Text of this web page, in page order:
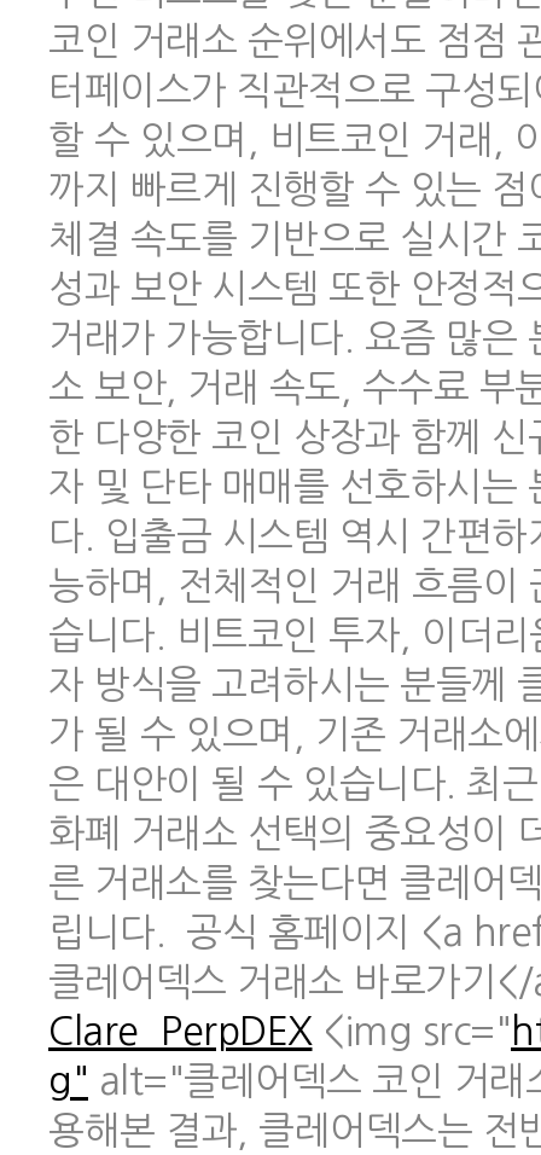
코인 거래소 순위에서도 점점
터페이스가 직관적으로 구성
할 수 있으며, 비트코인 거래,
까지 빠르게 진행할 수 있는
체결 속도를 기반으로 실시간
성과 보안 시스템 또한 안정적
거래가 가능합니다. 요즘 많은
소 보안, 거래 속도, 수수료 부
한 다양한 코인 상장과 함께
자 및 단타 매매를 선호하시는
다. 입출금 시스템 역시 간편
능하며, 전체적인 거래 흐름이
습니다. 비트코인 투자, 이더
자 방식을 고려하시는 분들께
가 될 수 있으며, 기존 거래소
은 대안이 될 수 있습니다. 최
화폐 거래소 선택의 중요성이
른 거래소를 찾는다면 클레어
립니다. 공식 홈페이지 <a
클레어덱스 거래소 바로가기
Clare_PerpDEX <img src="
g" alt="클레어덱스 코인 거래
용해본 결과, 클레어덱스는 전